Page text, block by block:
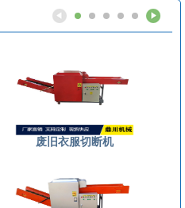
废旧衣服切断机